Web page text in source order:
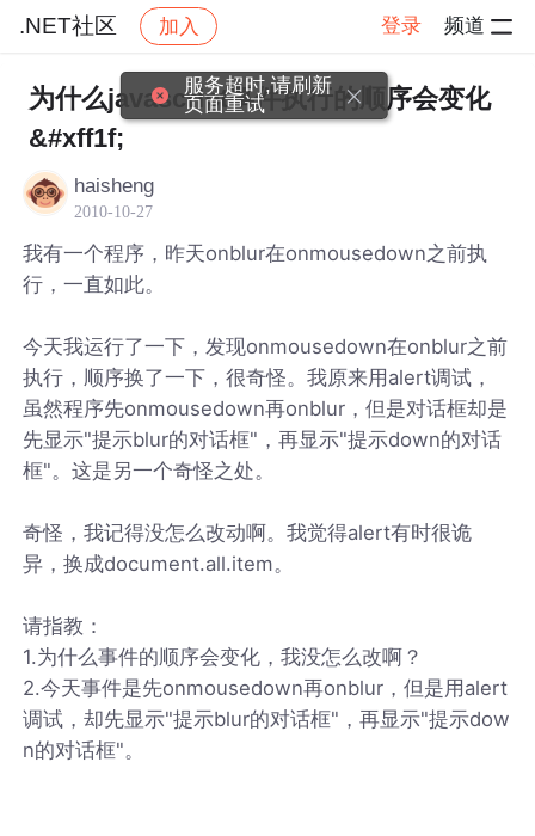
.NET社区 加入 登录 频道
社区 .NET社区 帖子详情
为什么javascript事件执行的顺序会变化
&#xff1f;
haisheng
2010-10-27
我有一个程序，昨天onblur在onmousedown之前执
行，一直如此。
今天我运行了一下，发现onmousedown在onblur之前
执行，顺序换了一下，很奇怪。我原来用alert调试，
虽然程序先onmousedown再onblur，但是对话框却是
先显示"提示blur的对话框"，再显示"提示down的对话
框"。这是另一个奇怪之处。
奇怪，我记得没怎么改动啊。我觉得alert有时很诡
异，换成document.all.item。
请指教：
1.为什么事件的顺序会变化，我没怎么改啊？
2.今天事件是先onmousedown再onblur，但是用alert
调试，却先显示"提示blur的对话框"，再显示"提示dow
n的对话框"。
服务超时,请刷新
页面重试